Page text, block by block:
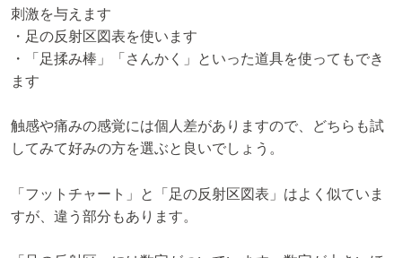
刺激を与えます
・足の反射区図表を使います
・「足揉み棒」「さんかく」といった道具を使ってもでき
ます
触感や痛みの感覚には個人差がありますので、どちらも試
してみて好みの方を選ぶと良いでしょう。
「フットチャート」と「足の反射区図表」はよく似ていま
すが、違う部分もあります。